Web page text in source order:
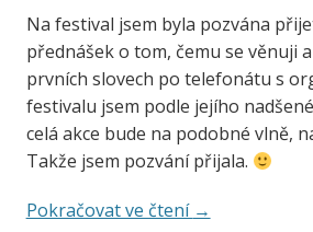
Na festival jsem byla pozvána
přednášek o tom, čemu se věnuji
prvních slovech po telefonátu s
festivalu jsem podle jejího
celá akce bude na podobné vlně,
Takže jsem pozvání přijala.
Pokračovat ve čtení →